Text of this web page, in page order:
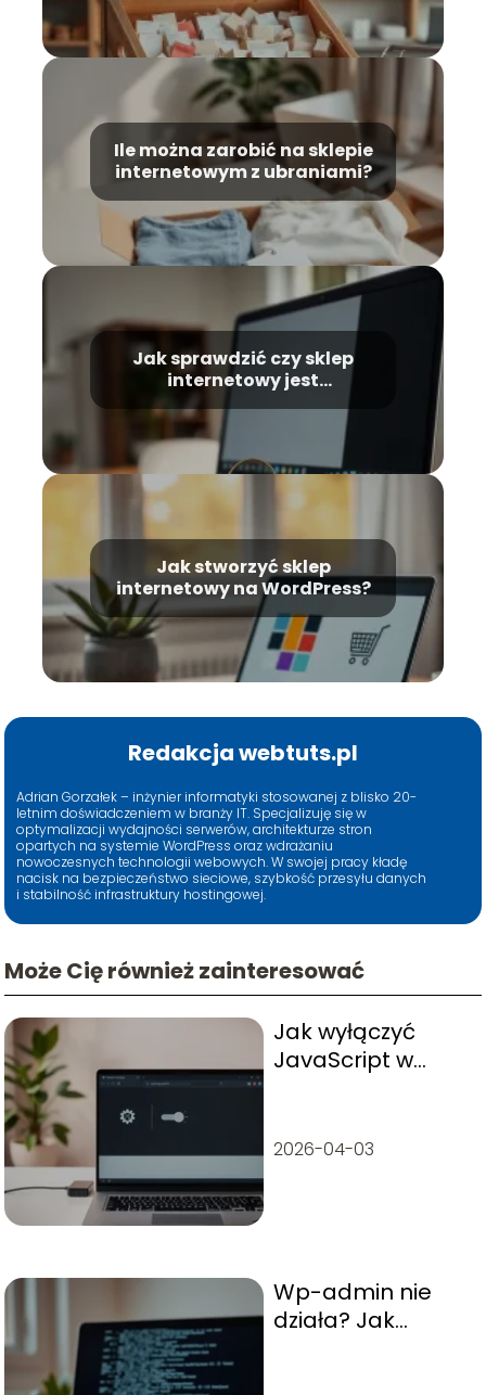
Ile można zarobić na sklepie
internetowym z ubraniami?
Jak sprawdzić czy sklep
internetowy jest
wiarygodny?
Jak stworzyć sklep
internetowy na WordPress?
Redakcja webtuts.pl
Adrian Gorzałek – inżynier informatyki stosowanej z blisko 20-
letnim doświadczeniem w branży IT. Specjalizuję się w
optymalizacji wydajności serwerów, architekturze stron
opartych na systemie WordPress oraz wdrażaniu
nowoczesnych technologii webowych. W swojej pracy kładę
nacisk na bezpieczeństwo sieciowe, szybkość przesyłu danych
i stabilność infrastruktury hostingowej.
Może Cię również zainteresować
Jak wyłączyć
JavaScript w
2026-04-03
Wp-admin nie
działa? Jak